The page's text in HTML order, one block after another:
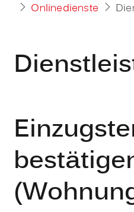
Onlinedienste